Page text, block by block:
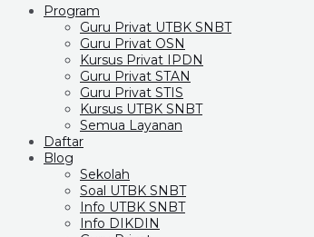
Program
Guru Privat UTBK SNBT
Guru Privat OSN
Kursus Privat IPDN
Guru Privat STAN
Guru Privat STIS
Kursus UTBK SNBT
Semua Layanan
Daftar
Blog
Sekolah
Soal UTBK SNBT
Info UTBK SNBT
Info DIKDIN